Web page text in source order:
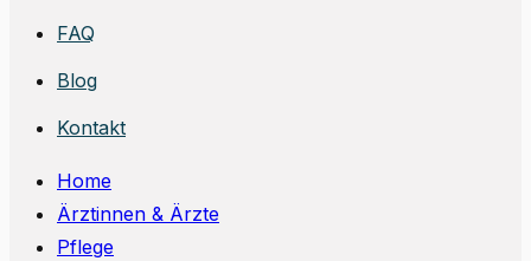
FAQ
Blog
Kontakt
Home
Ärztinnen & Ärzte
Pflege